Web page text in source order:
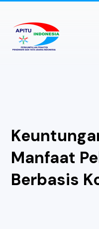
Manfaat
Berbasis